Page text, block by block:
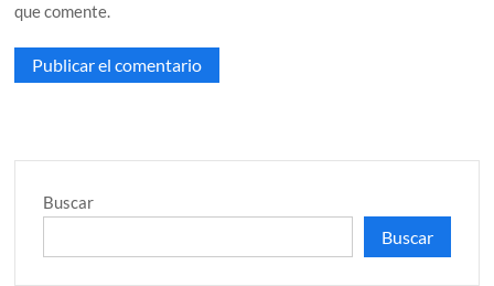
que comente.
Buscar
Buscar